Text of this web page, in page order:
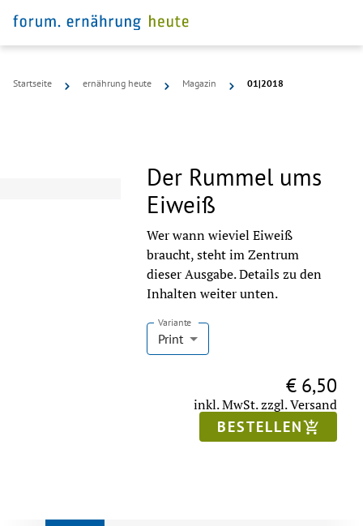
Startseite ernährung heute Magazin 01|2018
Der Rummel ums
Eiweiß
Wer wann wieviel Eiweiß
braucht, steht im Zentrum
dieser Ausgabe. Details zu den
Inhalten weiter unten.
Variante
Print
€ 6,50
inkl. MwSt.zzgl. Versand
BESTELLEN